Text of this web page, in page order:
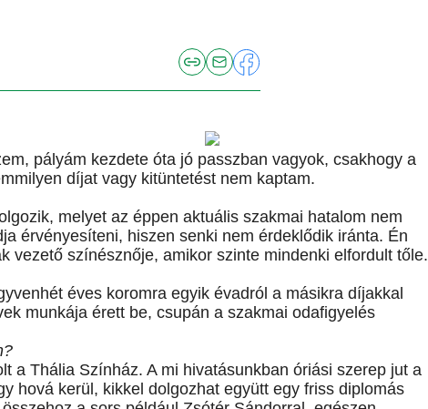
pályám kezdete óta jó passzban vagyok, csakhogy a
díjat vagy kitüntetést nem kaptam.
melyet az éppen aktuális szakmai hatalom nem
érvényesíteni, hiszen senki nem érdeklődik iránta. Én
vezető színésznője, amikor szinte mindenki elfordult tőle.
éves koromra egyik évadról a másikra díjakkal
munkája érett be, csupán a szakmai odafigyelés
a Thália Színház. A mi hivatásunkban óriási szerep jut a
hová kerül, kikkel dolgozhat együtt egy friss diplomás